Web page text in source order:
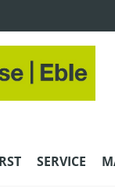
SERVICE